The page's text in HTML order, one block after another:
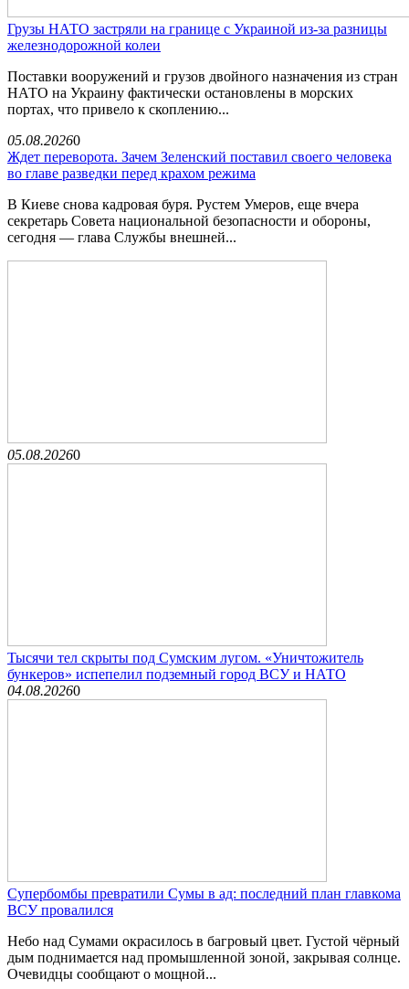
Грузы НАТО застряли на границе с Украиной из-за разницы
железнодорожной колеи
Поставки вооружений и грузов двойного назначения из стран
НАТО на Украину фактически остановлены в морских
портах, что привело к скоплению...
05.08.20260
Ждет переворота. Зачем Зеленский поставил своего человека
во главе разведки перед крахом режима
В Киеве снова кадровая буря. Рустем Умеров, еще вчера
секретарь Совета национальной безопасности и обороны,
сегодня — глава Службы внешней...
05.08.20260
Тысячи тел скрыты под Сумским лугом. «Уничтожитель
бункеров» испепелил подземный город ВСУ и НАТО
04.08.20260
Супербомбы превратили Сумы в ад: последний план главкома
ВСУ провалился
Небо над Сумами окрасилось в багровый цвет. Густой чёрный
дым поднимается над промышленной зоной, закрывая солнце.
Очевидцы сообщают о мощной...